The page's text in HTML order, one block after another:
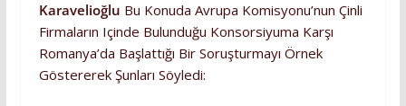
Karavelioğlu Bu Konuda Avrupa Komisyonu’nun Çinli
Firmaların Içinde Bulunduğu Konsorsiyuma Karşı
Romanya’da Başlattığı Bir Soruşturmayı Örnek
Göstererek Şunları Söyledi: